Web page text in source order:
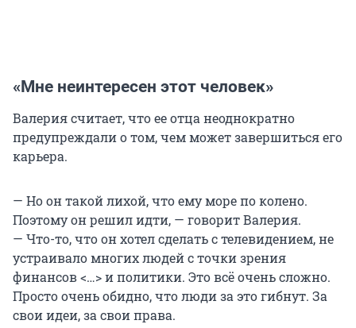
«Мне неинтересен этот человек»
Валерия считает, что ее отца неоднократно
предупреждали о том, чем может завершиться его
карьера.
— Но он такой лихой, что ему море по колено.
Поэтому он решил идти, — говорит Валерия.
— Что-то, что он хотел сделать с телевидением, не
устраивало многих людей с точки зрения
финансов <…> и политики. Это всё очень сложно.
Просто очень обидно, что люди за это гибнут. За
свои идеи, за свои права.